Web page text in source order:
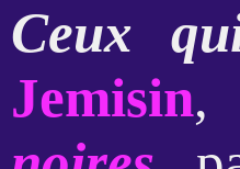
Ceux
Jemisin,